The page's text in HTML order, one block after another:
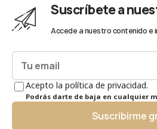
Suscríbete a
Accede a nuestro contenido e
Acepto la política de privacidad.
Podrás darte de baja en cualquier
Suscribirme